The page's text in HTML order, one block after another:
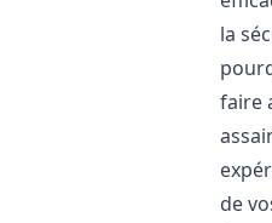
la
faire
de